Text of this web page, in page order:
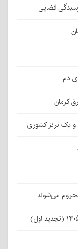
قضایی
دم
کرمان
یک برنز کشوری
می‌شوند